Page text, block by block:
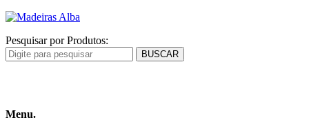
Pesquisar por Produtos:
Menu.